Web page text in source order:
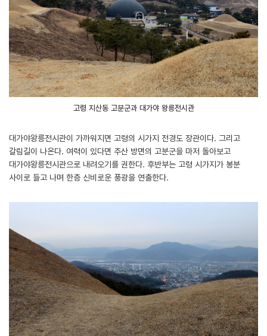
고령 지산동 고분군과 대가야 왕릉전시관
대가야왕릉전시관이 가까워지면 고령의 시가지 전경도 장관이다. 그리고
갈림길이 나온다. 여력이 있다면 주산 방면의 고분군을 마저 돌아보고
대가야왕릉전시관으로 내려오기를 권한다. 후반부는 고령 시가지가 봉분
사이로 들고 나며 한층 신비로운 풍광을 연출한다.